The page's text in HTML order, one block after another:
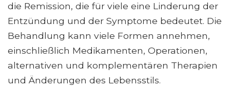
die Remission, die für viele eine Linderung der
Entzündung und der Symptome bedeutet. Die
Behandlung kann viele Formen annehmen,
einschließlich Medikamenten, Operationen,
alternativen und komplementären Therapien
und Änderungen des Lebensstils.